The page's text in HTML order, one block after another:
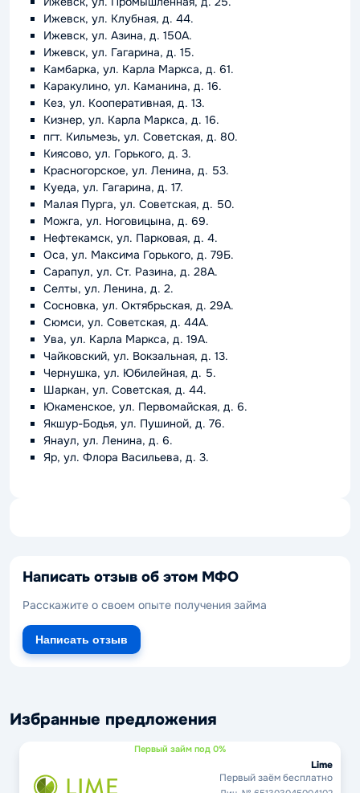
Ижевск, ул. Клубная, д. 44.
Ижевск, ул. Азина, д. 150А.
Ижевск, ул. Гагарина, д. 15.
Камбарка, ул. Карла Маркса, д. 61.
Каракулино, ул. Каманина, д. 16.
Кез, ул. Кооперативная, д. 13.
Кизнер, ул. Карла Маркса, д. 16.
пгт. Кильмезь, ул. Советская, д. 80.
Киясово, ул. Горького, д. 3.
Красногорское, ул. Ленина, д. 53.
Куеда, ул. Гагарина, д. 17.
Малая Пурга, ул. Советская, д. 50.
Можга, ул. Ноговицына, д. 69.
Нефтекамск, ул. Парковая, д. 4.
Оса, ул. Максима Горького, д. 79Б.
Сарапул, ул. Ст. Разина, д. 28А.
Селты, ул. Ленина, д. 2.
Сосновка, ул. Октябрьская, д. 29А.
Сюмси, ул. Советская, д. 44А.
Ува, ул. Карла Маркса, д. 19А.
Чайковский, ул. Вокзальная, д. 13.
Чернушка, ул. Юбилейная, д. 5.
Шаркан, ул. Советская, д. 44.
Юкаменское, ул. Первомайская, д. 6.
Якшур-Бодья, ул. Пушиной, д. 76.
Янаул, ул. Ленина, д. 6.
Яр, ул. Флора Васильева, д. 3.
Написать отзыв об этом МФО
Расскажите о своем опыте получения займа
Написать отзыв
Избранные предложения
Первый займ под 0%
Lime
Первый заём бесплатно